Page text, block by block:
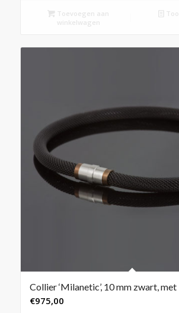
Toevoegen aan
winkelwagen
Collier ‘Milanetic’, 10 mm zwart,
€975,00